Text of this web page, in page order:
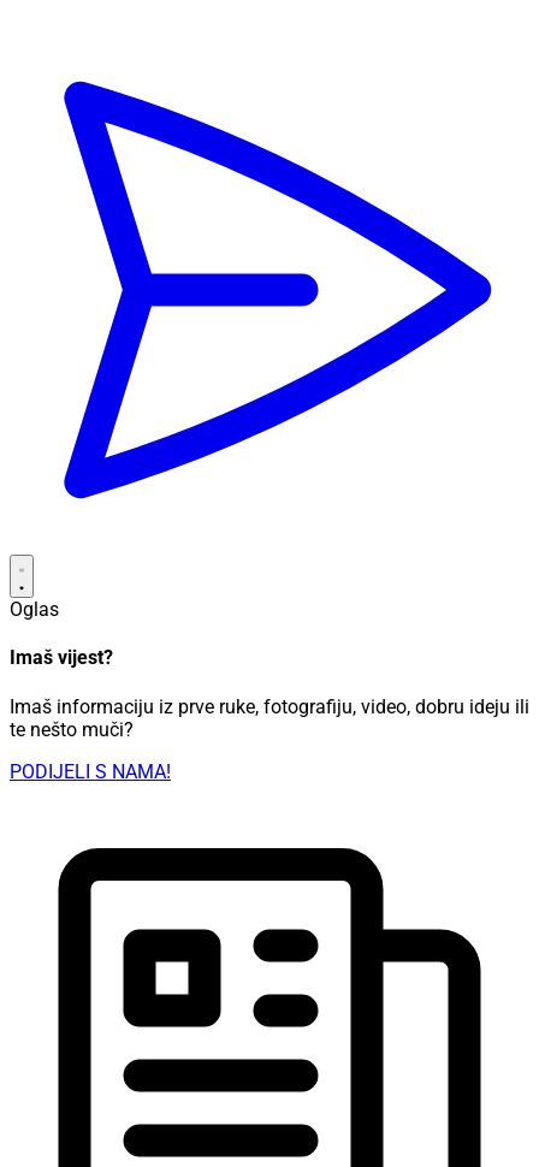
Oglas
Imaš vijest?
Imaš informaciju iz prve ruke, fotografiju, video, dobru ideju ili
te nešto muči?
PODIJELI S NAMA!